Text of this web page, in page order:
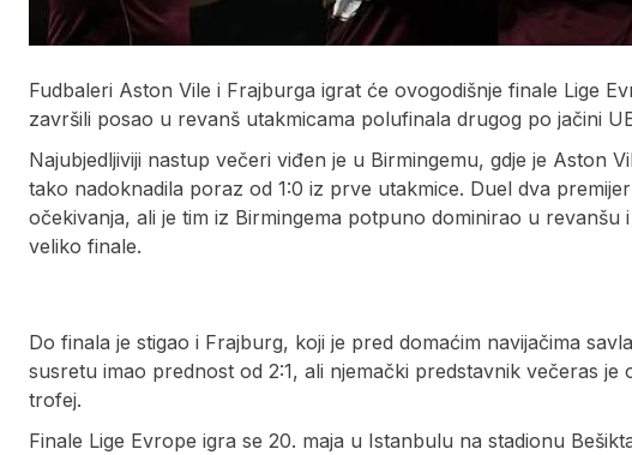
Fudbaleri Aston Vile i Frajburga igrat će ovogodišnje finale Lige
završili posao u revanš utakmicama polufinala drugog po jačini
Najubjedljiviji nastup večeri viđen je u Birmingemu, gdje je Aston
tako nadoknadila poraz od 1:0 iz prve utakmice. Duel dva
očekivanja, ali je tim iz Birmingema potpuno dominirao u
veliko finale.
Do finala je stigao i Frajburg, koji je pred domaćim navijačima
susretu imao prednost od 2:1, ali njemački predstavnik večeras
trofej.
Finale Lige Evrope igra se 20. maja u Istanbulu na stadionu